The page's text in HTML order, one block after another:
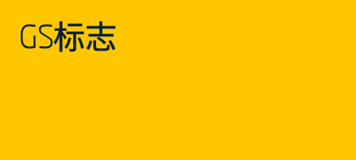
GS标志